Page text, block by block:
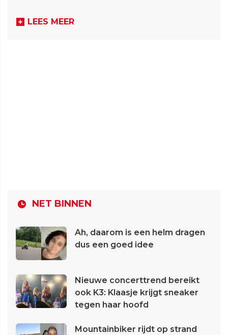
LEES MEER
NET BINNEN
Ah, daarom is een helm dragen
dus een goed idee
Nieuwe concerttrend bereikt
ook K3: Klaasje krijgt sneaker
tegen haar hoofd
Mountainbiker rijdt op strand